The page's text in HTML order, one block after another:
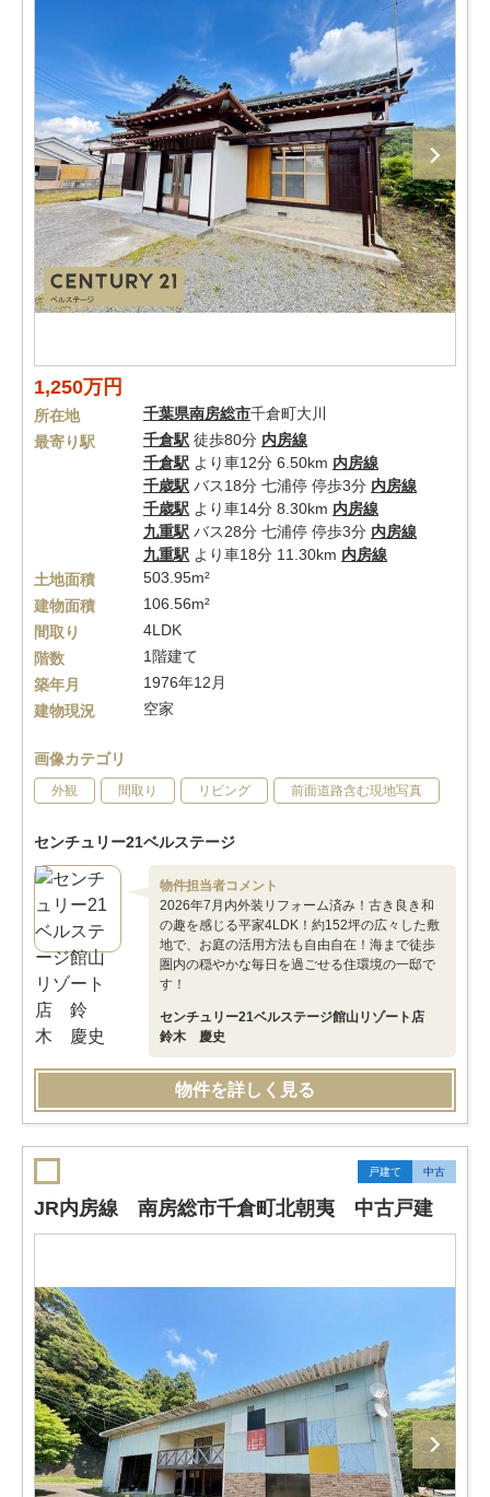
1,250万円
所在地 千葉県南房総市千倉町大川
最寄り駅
千倉駅 徒歩80分 内房線
千倉駅 より車12分 6.50km 内房線
千歳駅 バス18分 七浦停 停歩3分 内房線
千歳駅 より車14分 8.30km 内房線
九重駅 バス28分 七浦停 停歩3分 内房線
九重駅 より車18分 11.30km 内房線
土地面積
503.95m²
建物面積
106.56m²
間取り
4LDK
階数
1階建て
築年月
1976年12月
建物現況
空家
画像カテゴリ
外観 間取り リビング 前面道路含む現地写真
センチュリー21ベルステージ
物件担当者コメント
2026年7月内外装リフォーム済み！古き良き和
の趣を感じる平家4LDK！約152坪の広々した敷
地で、お庭の活用方法も自由自在！海まで徒歩
圏内の穏やかな毎日を過ごせる住環境の一邸で
す！
センチュリー21ベルステージ館山リゾート店
鈴木 慶史
物件を詳しく見る
戸建て 中古
JR内房線 南房総市千倉町北朝夷 中古戸建